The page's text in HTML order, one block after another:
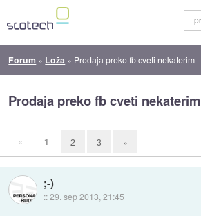
Forum » Loža » Prodaja preko fb cveti nekaterim
Prodaja preko fb cveti nekaterim
« 1 2 3 »
;-)
::29. sep 2013, 21:45